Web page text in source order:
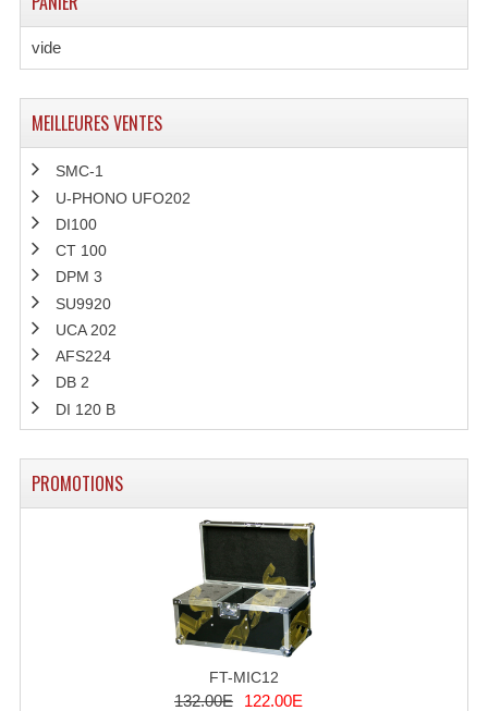
vide
MEILLEURES VENTES
SMC-1
U-PHONO UFO202
DI100
CT 100
DPM 3
SU9920
UCA 202
AFS224
DB 2
DI 120 B
PROMOTIONS
FT-MIC12
132.00E 122.00E